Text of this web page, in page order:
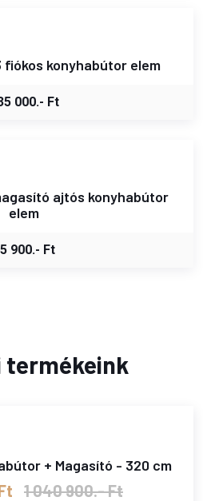
fiókos konyhabútor elem
000.- Ft
ajtós konyhabútor
elem
900.- Ft
termékeink
+ Magasító - 320 cm
1 040 900.- Ft